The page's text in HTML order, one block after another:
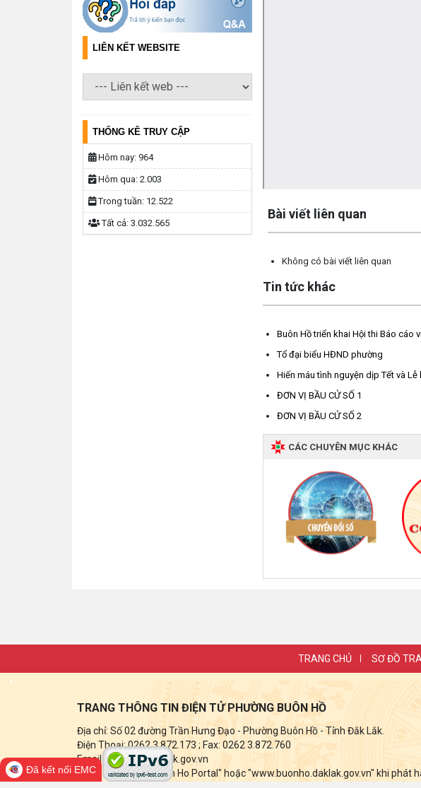
LIÊN KẾT WEBSITE
THỐNG KÊ TRUY CẬP
Hôm nay: 964
Hôm qua: 2.003
Trong tuần: 12.522
Tất cả: 3.032.565
Bài viết liên quan
Không có bài viết liên quan
Tin tức khác
Buôn Hồ triển khai Hội thi Báo cáo
Tổ đại biểu HĐND phường
Hiến máu tình nguyện dịp Tết và Lễ
ĐƠN VỊ BẦU CỬ SỐ 1
ĐƠN VỊ BẦU CỬ SỐ 2
CÁC CHUYÊN MỤC KHÁC
TRANG CHỦ SƠ ĐỒ
TRANG THÔNG TIN ĐIỆN TỬ PHƯỜNG BUÔN HỒ
Địa chỉ: Số 02 đường Trần Hưng Đạo - Phường Buôn Hồ - Tỉnh Đắk Lắk.
Điện Thoại: 0262 3.872.173 ; Fax: 0262 3.872.760
Email: buonho@daklak.gov.vn
Ghi rõ nguồn tin "Buon Ho Portal" hoặc "www.buonho.daklak.gov.vn" khi phát
Đã kết nối EMC